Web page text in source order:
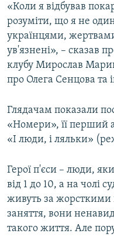
«Коли я відбував
розуміти, що я не
українцями, жертвами
ув'язнені», – сказав
клубу Мирослав
про Олега Сенцова та
Глядачам показали
«Номери», її перший
«І люди, і ляльки»
Герої п'єси – люди,
від 1 до 10, а на чолі
живуть за жорсткими
заняття, вони
такого життя. Але